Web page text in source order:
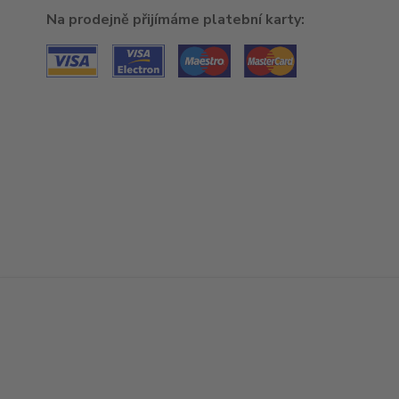
Na prodejně přijímáme platební karty: